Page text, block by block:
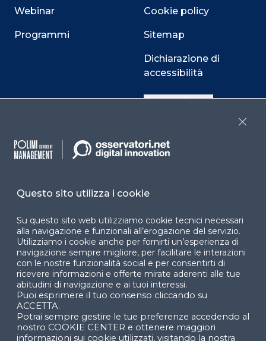
Webinar
Programmi
Cookie policy
Sitemap
Dichiarazione di
accessibilità
Cookie Center
Facebook LinkedIn
© 2024 Copyright © Politecnico di Milano Dipartimento
di Ingegneria Gestionale
Questo sito utilizza i cookie
Su questo sito web utilizziamo cookie tecnici necessari
alla navigazione e funzionali all’erogazione del servizio.
Utilizziamo i cookie anche per fornirti un’esperienza di
navigazione sempre migliore, per facilitare le interazioni
con le nostre funzionalità social e per consentirti di
ricevere informazioni e offerte mirate aderenti alle tue
abitudini di navigazione e ai tuoi interessi.
Puoi esprimere il tuo consenso cliccando su
ACCETTA.
Potrai sempre gestire le tue preferenze accedendo al
nostro COOKIE CENTER e ottenere maggiori
informazioni sui cookie utilizzati, visitando la nostra